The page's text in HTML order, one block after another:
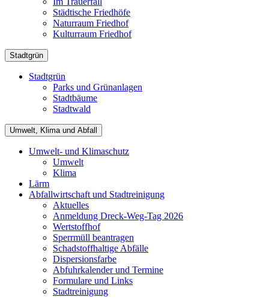
Städtische Friedhöfe
Naturraum Friedhof
Kulturraum Friedhof
Stadtgrün
Stadtgrün
Parks und Grünanlagen
Stadtbäume
Stadtwald
Umwelt, Klima und Abfall
Umwelt- und Klimaschutz
Umwelt
Klima
Lärm
Abfallwirtschaft und Stadtreinigung
Aktuelles
Anmeldung Dreck-Weg-Tag 2026
Wertstoffhof
Sperrmüll beantragen
Schadstoffhaltige Abfälle
Dispersionsfarbe
Abfuhrkalender und Termine
Formulare und Links
Stadtreinigung